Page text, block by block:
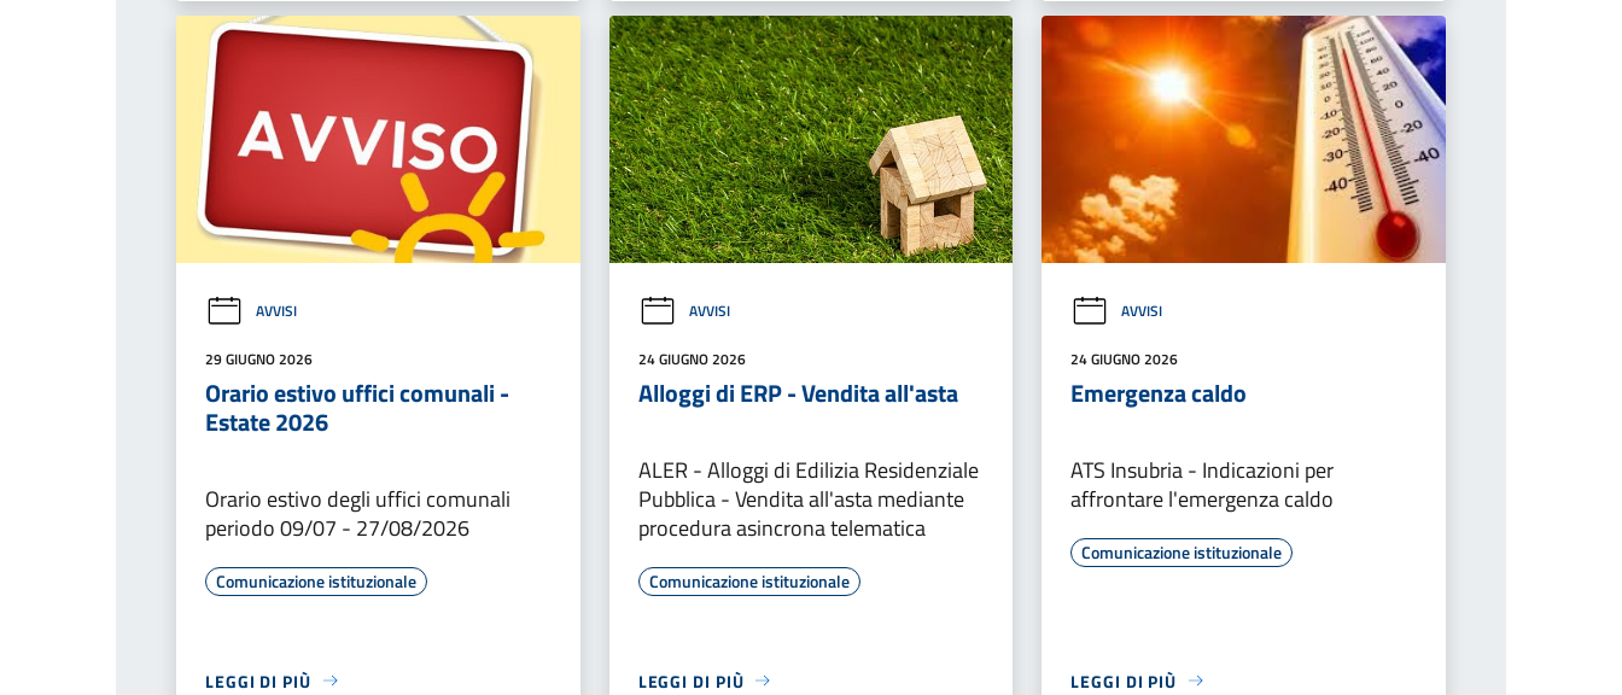
AVVISI
29 GIUGNO 2026
Orario estivo uffici comunali -
Estate 2026
Orario estivo degli uffici comunali
periodo 09/07 - 27/08/2026
Comunicazione istituzionale
LEGGI DI PIÙ
AVVISI
24 GIUGNO 2026
Alloggi di ERP - Vendita all'asta
ALER - Alloggi di Edilizia Residenziale
Pubblica - Vendita all'asta mediante
procedura asincrona telematica
Comunicazione istituzionale
LEGGI DI PIÙ
AVVISI
24 GIUGNO 2026
Emergenza caldo
ATS Insubria - Indicazioni per
affrontare l'emergenza caldo
Comunicazione istituzionale
LEGGI DI PIÙ